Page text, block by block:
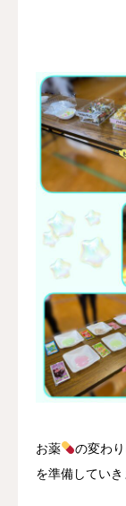
お薬 の変わ
を準備していき